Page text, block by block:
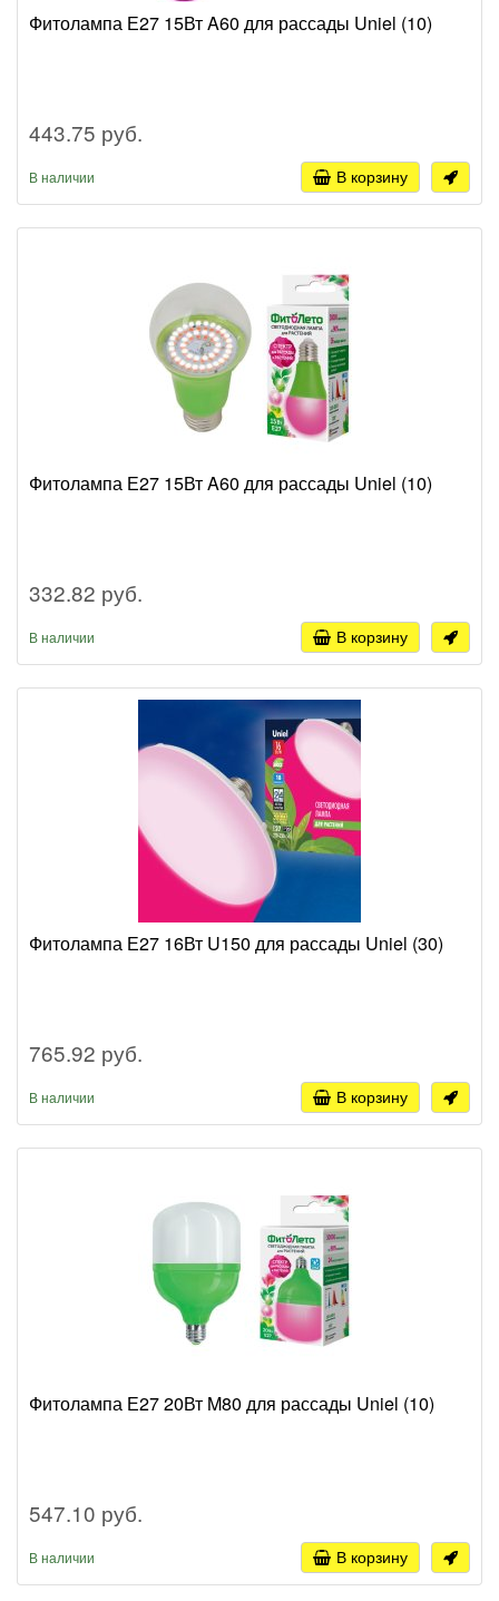
Фитолампа Е27 15Вт A60 для рассады Uniel (10)
443.75 руб.
В наличии В корзину
Фитолампа Е27 15Вт A60 для рассады Uniel (10)
332.82 руб.
В наличии В корзину
Фитолампа Е27 16Вт U150 для рассады Uniel (30)
765.92 руб.
В наличии В корзину
Фитолампа Е27 20Вт M80 для рассады Uniel (10)
547.10 руб.
В наличии В корзину